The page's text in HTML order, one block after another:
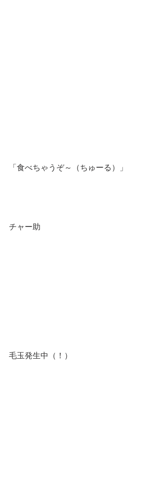
「食べちゃうぞ～（ちゅーる）」
チャー助
毛玉発生中（！）